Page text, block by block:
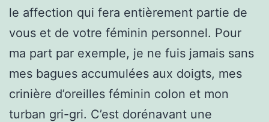
le affection qui fera entièrement partie de
vous et de votre féminin personnel. Pour
ma part par exemple, je ne fuis jamais sans
mes bagues accumulées aux doigts, mes
crinière d’oreilles féminin colon et mon
turban gri-gri. C’est dorénavant une